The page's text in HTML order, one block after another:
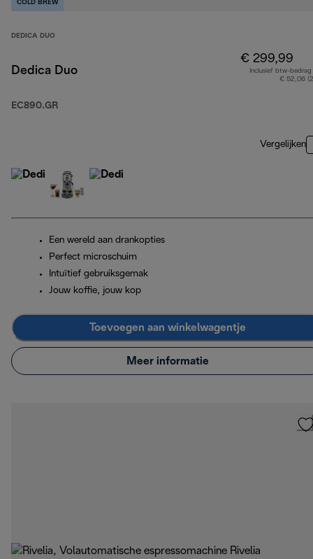
COLD BREW
DEDICA DUO
Dedica Duo
EC890.GR
€ 299,99
Inclusief btw-bedrag
€ 52,06
Vergelijken
Een wereld aan drankopties
Perfect microschuim
Intuïtief gebruiksgemak
Jouw koffie, jouw kop
Toevoegen aan winkelwagentje
Meer informatie